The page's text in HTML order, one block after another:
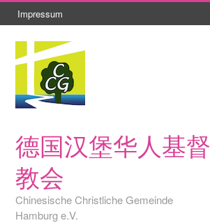
Impressum
德国汉堡华人基督
教会
Chinesische Christliche Gemeinde
Hamburg e.V.
Skip
content